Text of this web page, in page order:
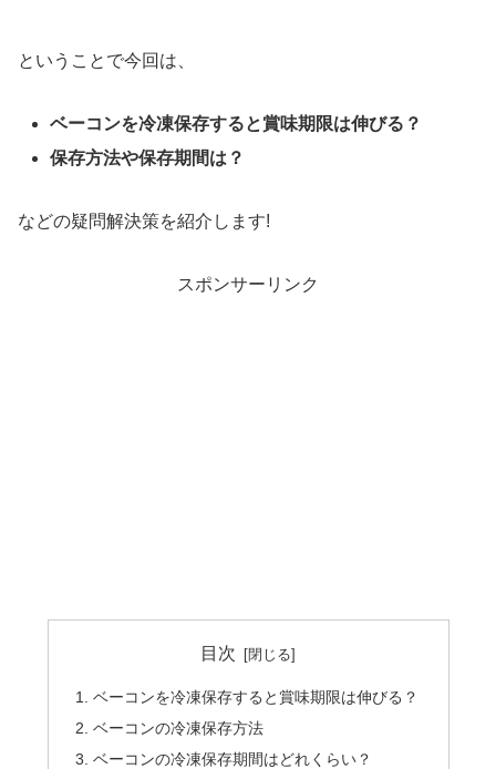
ということで今回は、
ベーコンを冷凍保存すると賞味期限は伸びる？
保存方法や保存期間は？
などの疑問解決策を紹介します!
スポンサーリンク
目次
ベーコンを冷凍保存すると賞味期限は伸びる？
ベーコンの冷凍保存方法
ベーコンの冷凍保存期間はどれくらい？